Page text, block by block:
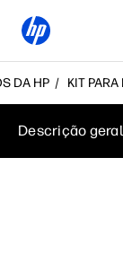
DA HP KIT
Descrição geral
Descrição geral